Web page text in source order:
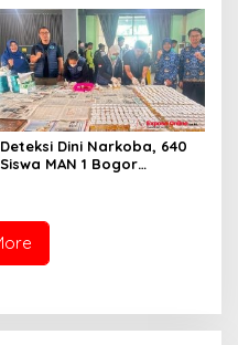
Deteksi Dini Narkoba, 640
Siswa MAN 1 Bogor